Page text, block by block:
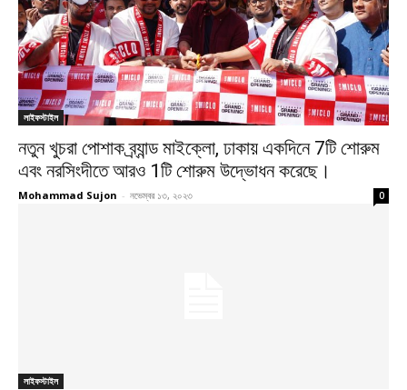
লাইফস্টাইল
নতুন খুচরা পোশাক ব্র্যান্ড মাইক্লো, ঢাকায় একদিনে 7টি শোরুম
এবং নরসিংদীতে আরও 1টি শোরুম উদ্ভোধন করেছে।
Mohammad Sujon - নভেম্বর ১৩, ২০২৩ 0
লাইফস্টাইল